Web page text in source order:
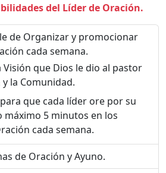
del Líder de Oración.
de Organizar y promocionar
cada semana.
que Dios le dio al pastor
la Comunidad.
que cada líder ore por su
máximo 5 minutos en los
cada semana.
de Oración y Ayuno.